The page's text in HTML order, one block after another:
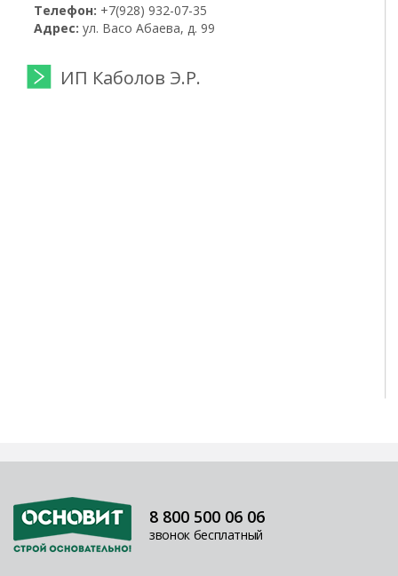
Телефон: +7(928) 932-07-35
Адрес: ул. Васо Абаева, д. 99
ИП Каболов Э.Р.
8 800 500 06 06
звонок бесплатный